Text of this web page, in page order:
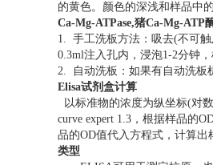
的黄色。颜色的深浅和样品中
Ca-Mg-ATPase,猪Ca-Mg-ATP
1. 手工洗板方法：吸去(不可
0.3ml注入孔内，浸泡1-2分钟
2. 自动洗板：如果有自动洗板
Elisa试剂盒计算
以标准物的浓度为纵坐标(对
curve expert 1.3，根据样品的
品的OD值代入方程式，计算出
类型